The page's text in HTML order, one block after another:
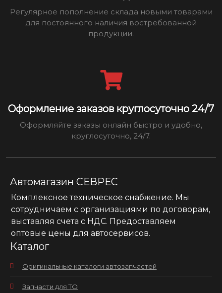
Регулярное пополнение склада новыми товарами
для постоянного наличия востребованной
продукции.
Оформление заказов круглосуточно 24/7
Оформляйте заказы онлайн быстро и удобно,
круглосуточно, 24/7.
Автомагазин СЕВРЕС
Комплексное техническое снабжение. Мы
сотрудничаем с организациями по договорам,
выставляя счета с НДС. Предоставляем
оптовые цены для автосервисов.
Каталог
Оригинальные каталоги автозапчастей
Запчасти для ТО